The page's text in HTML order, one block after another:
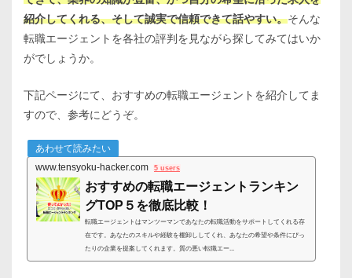
紹介してくれる、そして誠実で信頼できて話やすい。そんな
転職エージェントを各社の評判を見ながら探してみてはいか
がでしょうか。
下記ページにて、おすすめの転職エージェントを紹介してま
すので、参考にどうぞ。
www.tensyoku-hacker.com
あわせて読みたい
5 users
おすすめの転職エージェントランキン
グTOP５を徹底比較！
転職エージェントはマンツーマンであなたの転職活動をサポートしてくれる存
在です。あなたのスキルや経験を棚卸ししてくれ、あなたの希望や条件にぴっ
たりの企業を提案してくれます。質の悪い転職エー...